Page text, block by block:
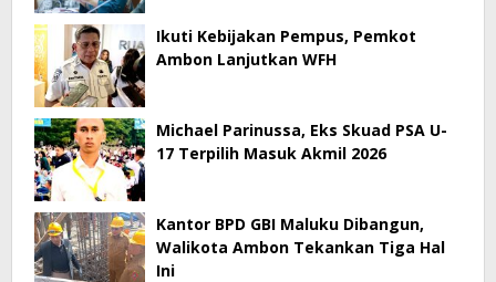
Ikuti Kebijakan Pempus, Pemkot
Ambon Lanjutkan WFH
Michael Parinussa, Eks Skuad PSA U-
17 Terpilih Masuk Akmil 2026
Kantor BPD GBI Maluku Dibangun,
Walikota Ambon Tekankan Tiga Hal
Ini